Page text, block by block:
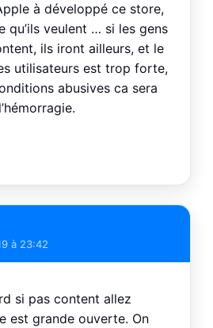
à développé ce store,
qu’ils veulent … si les gens
ils iront ailleurs, et le
utilisateurs est trop forte,
abusives ca sera
à 23:42
si pas content allez
est grande ouverte. On